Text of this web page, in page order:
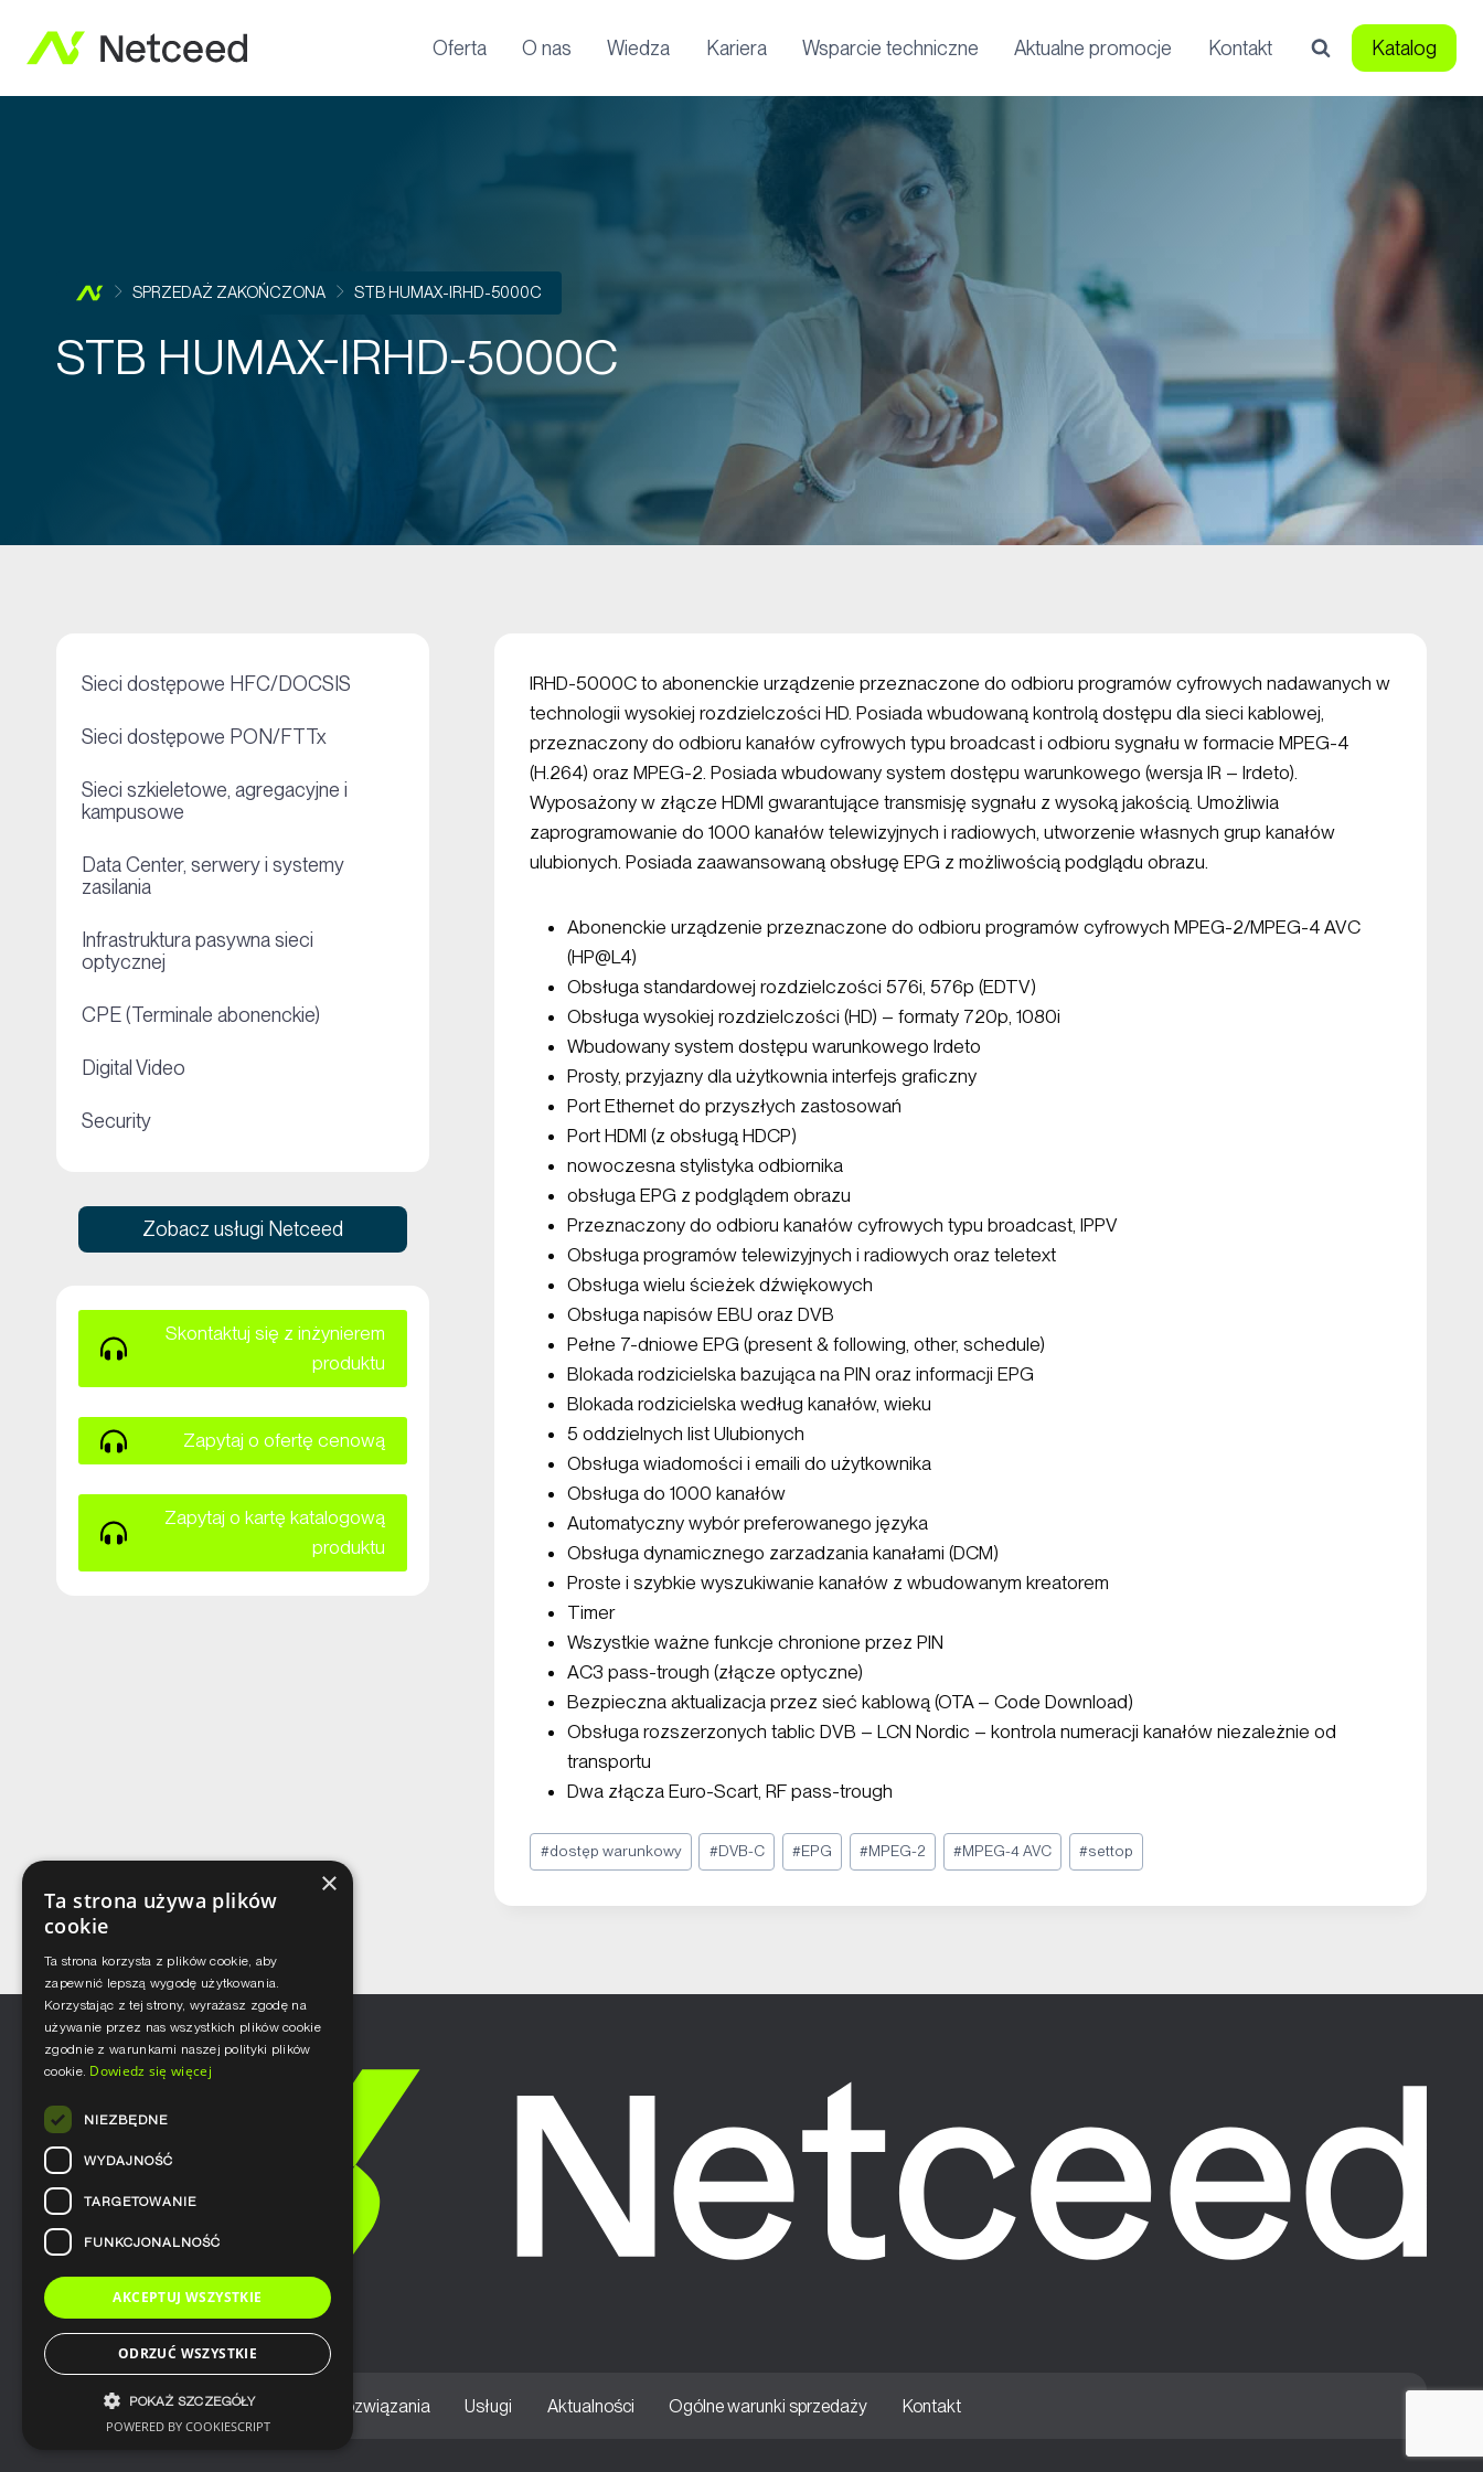
Oferta O nas Wiedza Kariera Wsparcie techniczne Aktualne promocje Kontakt Katalog
SPRZEDAŻ ZAKOŃCZONA STB HUMAX-IRHD-5000C
STB HUMAX-IRHD-5000C
IRHD-5000C to abonenckie urządzenie przeznaczone do odbioru programów cyfrowych nadawanych w
technologii wysokiej rozdzielczości HD. Posiada wbudowaną kontrolą dostępu dla sieci kablowej,
przeznaczony do odbioru kanałów cyfrowych typu broadcast i odbioru sygnału w formacie MPEG-4
(H.264) oraz MPEG-2. Posiada wbudowany system dostępu warunkowego (wersja IR – Irdeto).
Wyposażony w złącze HDMI gwarantujące transmisję sygnału z wysoką jakością. Umożliwia
zaprogramowanie do 1000 kanałów telewizyjnych i radiowych, utworzenie własnych grup kanałów
ulubionych. Posiada zaawansowaną obsługę EPG z możliwością podglądu obrazu.
Abonenckie urządzenie przeznaczone do odbioru programów cyfrowych MPEG-2/MPEG-4 AVC
(HP@L4)
Obsługa standardowej rozdzielczości 576i, 576p (EDTV)
Obsługa wysokiej rozdzielczości (HD) – formaty 720p, 1080i
Wbudowany system dostępu warunkowego Irdeto
Prosty, przyjazny dla użytkownia interfejs graficzny
Port Ethernet do przyszłych zastosowań
Port HDMI (z obsługą HDCP)
nowoczesna stylistyka odbiornika
obsługa EPG z podglądem obrazu
Przeznaczony do odbioru kanałów cyfrowych typu broadcast, IPPV
Obsługa programów telewizyjnych i radiowych oraz teletext
Obsługa wielu ścieżek dźwiękowych
Obsługa napisów EBU oraz DVB
Pełne 7-dniowe EPG (present & following, other, schedule)
Blokada rodzicielska bazująca na PIN oraz informacji EPG
Blokada rodzicielska według kanałów, wieku
5 oddzielnych list Ulubionych
Obsługa wiadomości i emaili do użytkownika
Obsługa do 1000 kanałów
Automatyczny wybór preferowanego języka
Obsługa dynamicznego zarzadzania kanałami (DCM)
Proste i szybkie wyszukiwanie kanałów z wbudowanym kreatorem
Timer
Wszystkie ważne funkcje chronione przez PIN
AC3 pass-trough (złącze optyczne)
Bezpieczna aktualizacja przez sieć kablową (OTA – Code Download)
Obsługa rozszerzonych tablic DVB – LCN Nordic – kontrola numeracji kanałów niezależnie od
transportu
Dwa złącza Euro-Scart, RF pass-trough
#dostęp warunkowy #DVB-C #EPG #MPEG-2 #MPEG-4 AVC #settop
Sieci dostępowe HFC/DOCSIS
Sieci dostępowe PON/FTTx
Sieci szkieletowe, agregacyjne i
kampusowe
Data Center, serwery i systemy
zasilania
Infrastruktura pasywna sieci
optycznej
CPE (Terminale abonenckie)
Digital Video
Security
Zobacz usługi Netceed
Skontaktuj się z inżynierem
produktu
Zapytaj o ofertę cenową
Zapytaj o kartę katalogową
produktu
Home Nasze podejście Rozwiązania Usługi Aktualności Ogólne warunki sprzedaży Kontakt
×
Ta strona używa plików
cookie
Ta strona korzysta z plików cookie, aby
zapewnić lepszą wygodę użytkowania.
Korzystając z tej strony, wyrażasz zgodę na
używanie przez nas wszystkich plików cookie
zgodnie z warunkami naszej polityki plików
cookie. Dowiedz się więcej
NIEZBĘDNE
WYDAJNOŚĆ
TARGETOWANIE
FUNKCJONALNOŚĆ
AKCEPTUJ WSZYSTKIE
ODRZUĆ WSZYSTKIE
POKAŻ SZCZEGÓŁY
POWERED BY COOKIESCRIPT